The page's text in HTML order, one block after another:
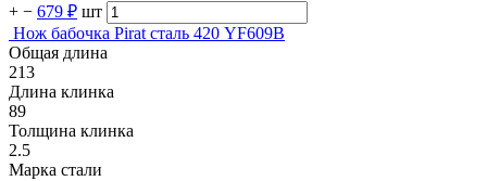
+ − 679 ₽ шт
Нож бабочка Pirat сталь 420 YF609B
Общая длина
213
Длина клинка
89
Толщина клинка
2.5
Марка стали